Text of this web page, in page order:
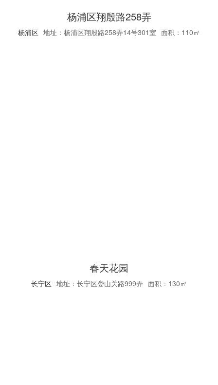
杨浦区翔殷路258弄
杨浦区 地址：杨浦区翔殷路258弄14号301室 面积：110㎡
春天花园
长宁区 地址：长宁区娄山关路999弄 面积：130㎡